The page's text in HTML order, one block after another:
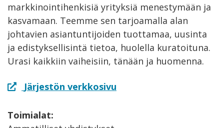
markkinointihenkisiä yrityksiä menestymään ja
kasvamaan. Teemme sen tarjoamalla alan
johtavien asiantuntijoiden tuottamaa, uusinta
ja edistyksellisintä tietoa, huolella kuratoituna.
Urasi kaikkiin vaiheisiin, tänään ja huomenna.
Järjestön verkkosivu
Toimialat: